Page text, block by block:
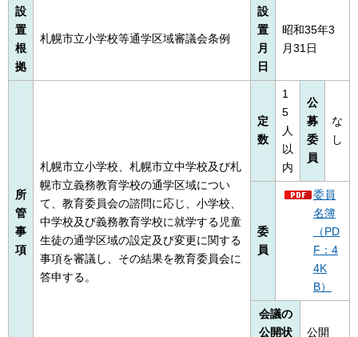
設
置
根
拠
札幌市立小学校等通学区域審議会条例
設
置
月
日
昭和35年3
月31日
所
管
事
項
札幌市立小学校、札幌市立中学校及び札
幌市立義務教育学校の通学区域につい
て、教育委員会の諮問に応じ、小学校、
中学校及び義務教育学校に就学する児童
生徒の通学区域の設定及び変更に関する
事項を審議し、その結果を教育委員会に
答申する。
定
数
1
5
人
以
内
公
募
委
員
な
し
委
員
委員
名簿
（PD
F：4
4K
B）
会議の
公開状
公開